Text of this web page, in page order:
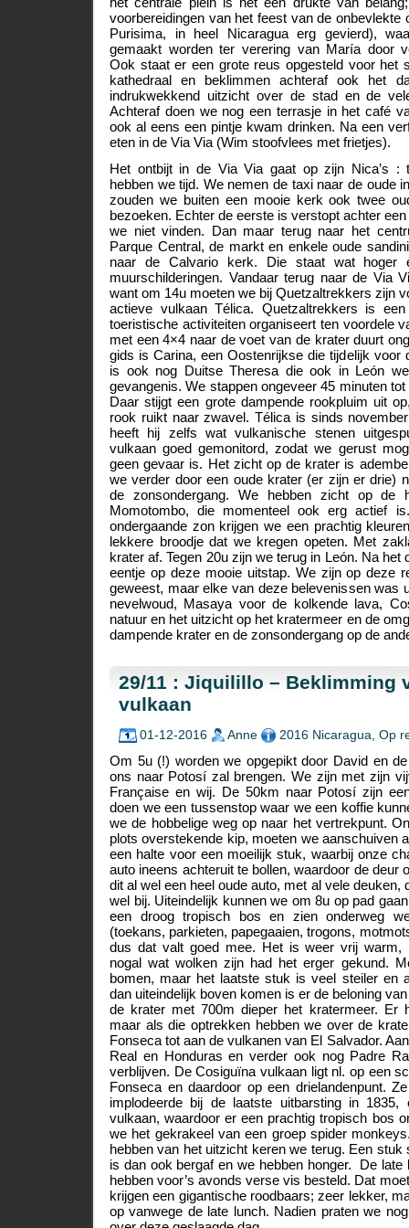
voorbereidingen van het feest van de onbevlekte
Purisima, in heel Nicaragua erg gevierd),
gemaakt worden ter verering van María door
Ook staat er een grote reus opgesteld voor het
kathedraal en beklimmen achteraf ook het
indrukwekkend uitzicht over de stad en de
Achteraf doen we nog een terrasje in het café
ook al eens een pintje kwam drinken. Na een
eten in de Via Via (Wim stoofvlees met frietjes).
Het ontbijt in de Via Via gaat op zijn Nica’s :
hebben we tijd. We nemen de taxi naar de oude
zouden we buiten een mooie kerk ook twee
bezoeken. Echter de eerste is verstopt achter
we niet vinden. Dan maar terug naar het
Parque Central, de markt en enkele oude
naar de Calvario kerk. Die staat wat hoger
muurschilderingen. Vandaar terug naar de Via
want om 14u moeten we bij Quetzaltrekkers zijn
actieve vulkaan Télica. Quetzaltrekkers is
toeristische activiteiten organiseert ten voordele
met een 4×4 naar de voet van de krater duurt
gids is Carina, een Oostenrijkse die tijdelijk voor
is ook nog Duitse Theresa die ook in León
gevangenis. We stappen ongeveer 45 minuten
Daar stijgt een grote dampende rookpluim uit
rook ruikt naar zwavel. Télica is sinds
heeft hij zelfs wat vulkanische stenen
vulkaan goed gemonitord, zodat we gerust
geen gevaar is. Het zicht op de krater is
we verder door een oude krater (er zijn er drie)
de zonsondergang. We hebben zicht op de
Momotombo, die momenteel ook erg actief
ondergaande zon krijgen we een prachtig
lekkere broodje dat we kregen opeten. Met
krater af. Tegen 20u zijn we terug in León. Na het
eentje op deze mooie uitstap. We zijn op deze
geweest, maar elke van deze belevenissen was
nevelwoud, Masaya voor de kolkende lava,
natuur en het uitzicht op het kratermeer en de
dampende krater en de zonsondergang op de
29/11 : Jiquilillo – Beklimming
vulkaan
01-12-2016 Anne 2016 Nicaragua Op
​Om 5u (!) worden we opgepikt door David en
ons naar Potosí zal brengen. We zijn met zijn
Française en wij. De 50km naar Potosí zijn
doen we een tussenstop waar we een koffie
we de hobbelige weg op naar het vertrekpunt.
plots overstekende kip, moeten we aanschuiven
een halte voor een moeilijk stuk, waarbij onze
auto ineens achteruit te bollen, waardoor de deur
dit al wel een heel oude auto, met al vele deuken,
wel bij. Uiteindelijk kunnen we om 8u op pad
een droog tropisch bos en zien onderweg
(toekans, parkieten, papegaaien, trogons,
dus dat valt goed mee. Het is weer vrij warm,
nogal wat wolken zijn had het erger gekund.
bomen, maar het laatste stuk is veel steiler en
dan uiteindelijk boven komen is er de beloning
de krater met 700m dieper het kratermeer. Er
maar als die optrekken hebben we over de
Fonseca tot aan de vulkanen van El Salvador.
Real en Honduras en verder ook nog Padre
verblijven. De Cosiguïna vulkaan ligt nl. op een
Fonseca en daardoor op een drielandenpunt.
implodeerde bij de laatste uitbarsting in 1835,
vulkaan, waardoor er een prachtig tropisch bos
we het gekrakeel van een groep spider
hebben van het uitzicht keren we terug. Een stuk
is dan ook bergaf en we hebben honger. De
hebben voor’s avonds verse vis besteld. Dat
krijgen een gigantische roodbaars; zeer lekker,
op vanwege de late lunch. Nadien praten we